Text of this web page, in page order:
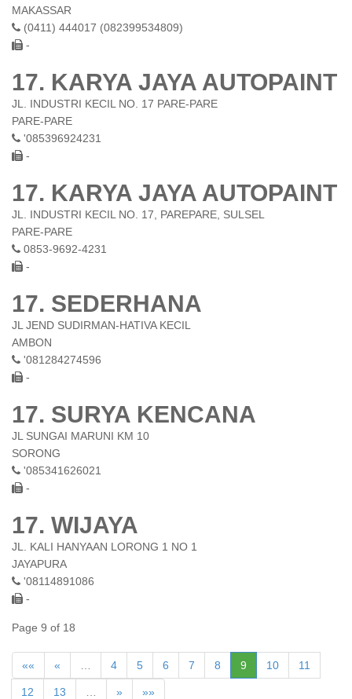
MAKASSAR
(0411) 444017 (082399534809)
-
17. KARYA JAYA AUTOPAINT
JL. INDUSTRI KECIL NO. 17 PARE-PARE
PARE-PARE
'085396924231
-
17. KARYA JAYA AUTOPAINT
JL. INDUSTRI KECIL NO. 17, PAREPARE, SULSEL
PARE-PARE
0853-9692-4231
-
17. SEDERHANA
JL JEND SUDIRMAN-HATIVA KECIL
AMBON
'081284274596
-
17. SURYA KENCANA
JL SUNGAI MARUNI KM 10
SORONG
'085341626021
-
17. WIJAYA
JL. KALI HANYAAN LORONG 1 NO 1
JAYAPURA
'08114891086
-
Page 9 of 18
«« « 4 5 6 7 8 9 10 11
12 13 » »»